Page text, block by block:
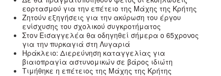
εορτασμού για την επέτειο της Μάχης της Κρήτης
Ζητούν εξηγήσεις για την ακύρωση του έργου
ενίσχυσης του σχολικού συγκροτήματος
Στον Εισαγγελέα θα οδηγηθεί σήμερα ο 65χρονος
για την πυρκαγιά στη Λυγαριά
Ηράκλειο: Διερεύνηση καταγγελίας για
βιαιοπραγία αστυνομικών σε βάρος ιδιώτη
Τιμήθηκε η επέτειος της Μάχης της Κρήτης